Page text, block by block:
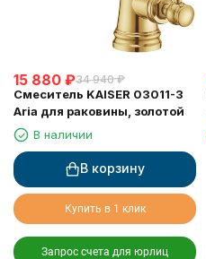
15 880 ₽34 940 ₽
Смеситель KAISER 03011-3
Aria для раковины, золотой
В наличии
В корзину
Купить в 1 клик
Запрос счета для юрлиц